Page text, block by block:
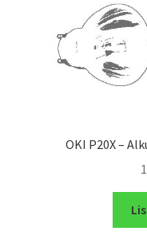
OKI P20X –